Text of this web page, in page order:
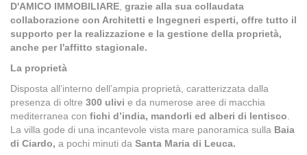
D'AMICO IMMOBILIARE, grazie alla sua collaudata
collaborazione con Architetti e Ingegneri esperti, offre tutto il
supporto per la realizzazione e la gestione della proprietà,
anche per l'affitto stagionale.
La proprietà
Disposta all’interno dell’ampia proprietà, caratterizzata dalla
presenza di oltre 300 ulivi e da numerose aree di macchia
mediterranea con fichi d’india, mandorli ed alberi di lentisco.
La villa gode di una incantevole vista mare panoramica sulla Baia
di Ciardo, a pochi minuti da Santa Maria di Leuca.